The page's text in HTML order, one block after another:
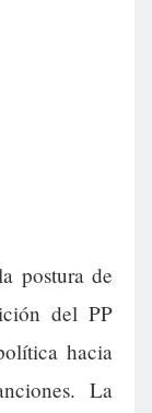
postura de
del PP
hacia
La